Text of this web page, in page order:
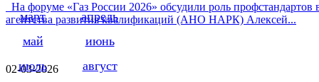
На форуме «Газ России 2026» обсудили роль
агентства развития квалификаций (АНО НАРК) Алексей...
02-03-2026
март
апрель
май
июнь
июль
август